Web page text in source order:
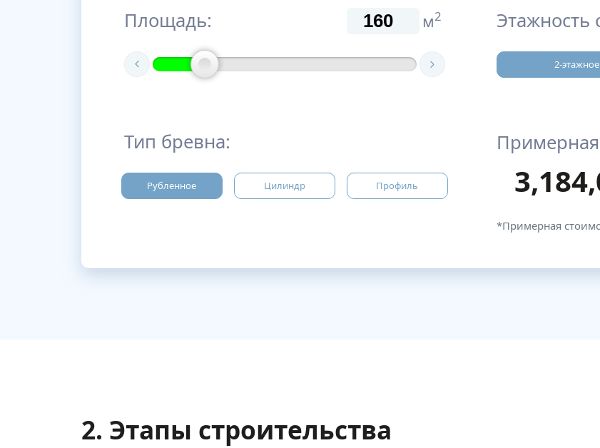
Площадь: м2
Тип бревна:
Рубленное Цилиндр Профиль
Этажность
2-этажное
*Примерная
2. Этапы строительства